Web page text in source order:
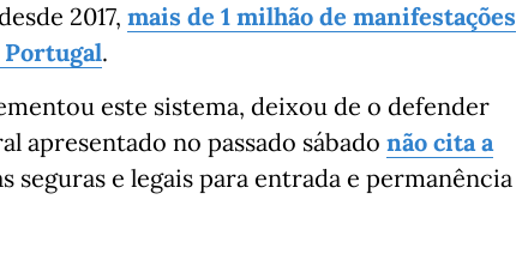
2017, mais de 1 milhão de manifestações
.
este sistema, deixou de o defender
apresentado no passado sábado não cita a
seguras e legais para entrada e permanência